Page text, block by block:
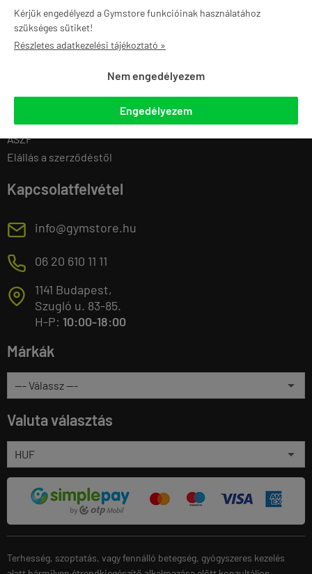
Kérjük engedélyezd a Gymstore funkcióinak használatához
szükséges sütiket!
Részletes adatkezelési tájékoztató »
Nem engedélyezem
Engedélyezem
Gymstore PRO
Ajánlatkérés
Sportegyesületeknek
Iskoláknak
Karrier
ÁSZF
Elállás a szerződéstől
Belépés
Eddigi rendeléseim
Letölthető termékek
Kapcsolatfelvétel
E info@gymstore.hu
M 06 20 610 11 11
T
1141 Budapest,
Szugló u. 83-85.
H-P: 10:00-18:00
Márkák
Valuta választás
Terhesség, szoptatás, vagy fennálló betegség, gyógyszeres kezelés